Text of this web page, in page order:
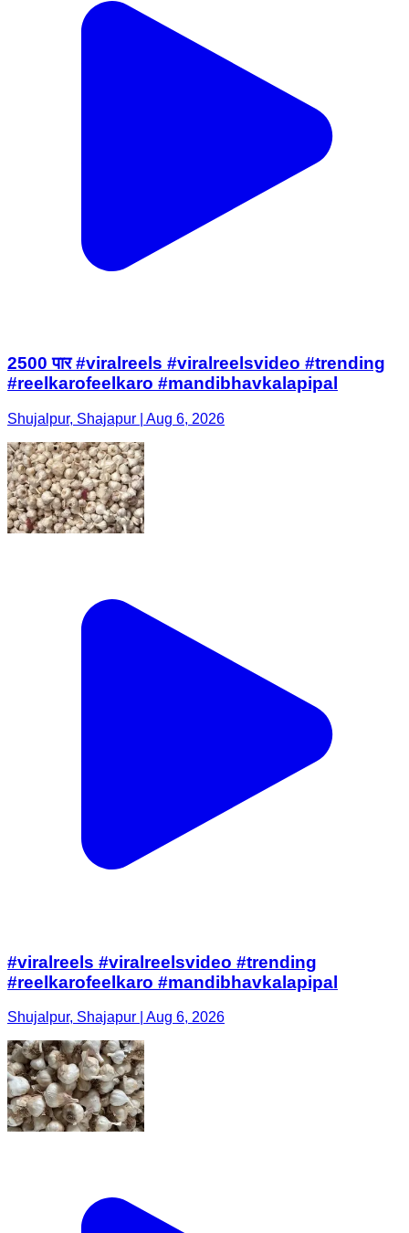
2500 पार #viralreels #viralreelsvideo #trending
#reelkarofeelkaro #mandibhavkalapipal
Shujalpur, Shajapur | Aug 6, 2026
#viralreels #viralreelsvideo #trending
#reelkarofeelkaro #mandibhavkalapipal
Shujalpur, Shajapur | Aug 6, 2026